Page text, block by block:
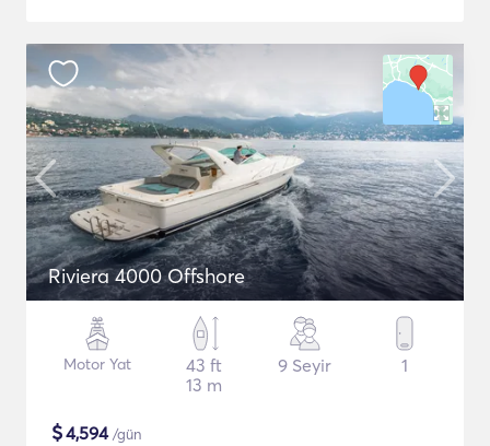
Riviera 4000 Offshore
Motor Yat
43 ft
13 m
9 Seyir 1
$4,594/gün